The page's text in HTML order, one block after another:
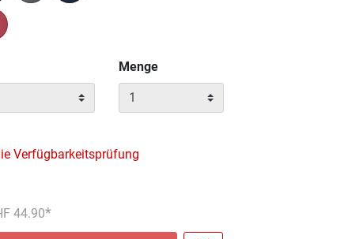
Menge
Verfügbarkeitsprüfung
von
44.90
An